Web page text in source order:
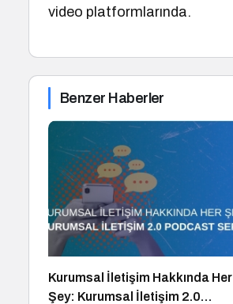
video platformlarında.
Benzer Haberler
Kurumsal İletişim Hakkında Her
Şey: Kurumsal İletişim 2.0